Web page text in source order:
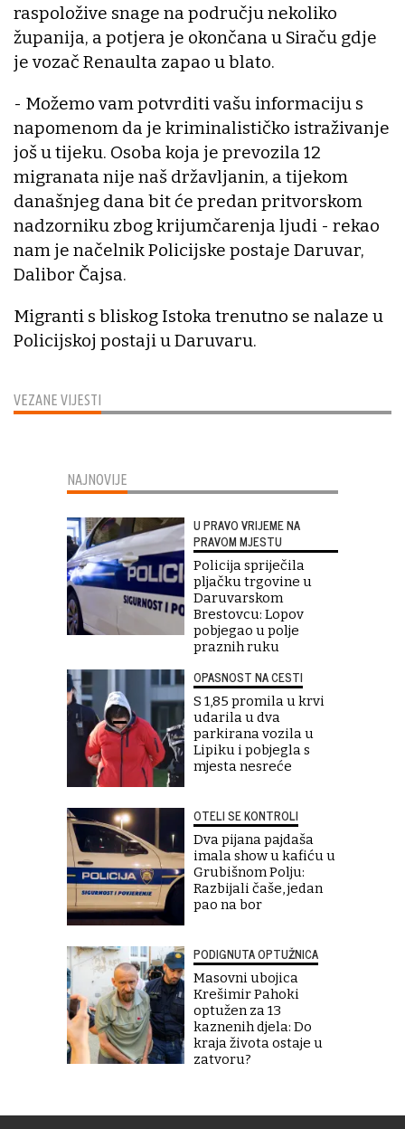
VEZANE VIJESTI
raspoložive snage na području nekoliko
županija, a potjera je okončana u Siraču gdje
je vozač Renaulta zapao u blato.
- Možemo vam potvrditi vašu informaciju s
napomenom da je kriminalističko istraživanje
još u tijeku. Osoba koja je prevozila 12
migranata nije naš državljanin, a tijekom
današnjeg dana bit će predan pritvorskom
nadzorniku zbog krijumčarenja ljudi - rekao
nam je načelnik Policijske postaje Daruvar,
Dalibor Čajsa.
Migranti s bliskog Istoka trenutno se nalaze u
Policijskoj postaji u Daruvaru.
NAJNOVIJE
U PRAVO VRIJEME NA
PRAVOM MJESTU
Policija spriječila
pljačku trgovine u
Daruvarskom
Brestovcu: Lopov
pobjegao u polje
praznih ruku
OPASNOST NA CESTI
S 1,85 promila u krvi
udarila u dva
parkirana vozila u
Lipiku i pobjegla s
mjesta nesreće
OTELI SE KONTROLI
Dva pijana pajdaša
imala show u kafiću u
Grubišnom Polju:
Razbijali čaše, jedan
pao na bor
PODIGNUTA OPTUŽNICA
Masovni ubojica
Krešimir Pahoki
optužen za 13
kaznenih djela: Do
kraja života ostaje u
zatvoru?